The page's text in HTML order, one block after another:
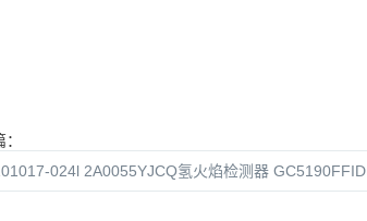
024l 2A0055YJCQ氢火焰检测器 GC5190FFID